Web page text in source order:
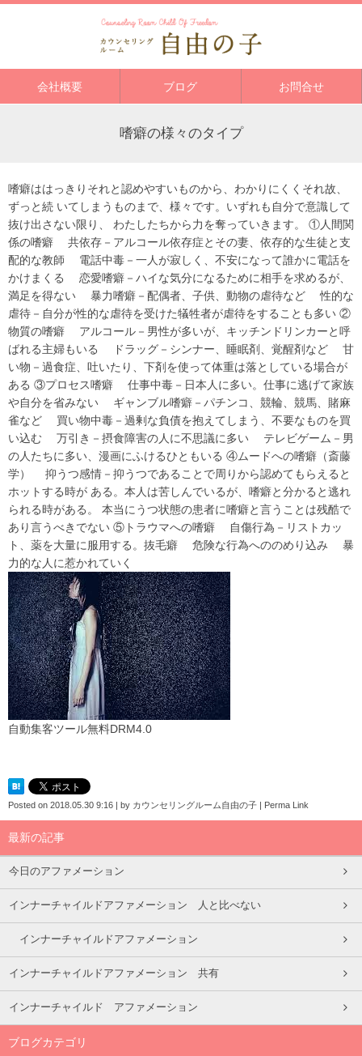
会社概要 ブログ お問合せ
嗜癖の様々のタイプ
嗜癖ははっきりそれと認めやすいものから、わかりにくくそれ故、
ずっと続 いてしまうものまで、様々です。いずれも自分で意識して
抜け出さない限り、 わたしたちから力を奪っていきます。 ①人間関
係の嗜癖 共依存－アルコール依存症とその妻、依存的な生徒と支
配的な教師 電話中毒－一人が寂しく、不安になって誰かに電話を
かけまくる 恋愛嗜癖－ハイな気分になるために相手を求めるが、
満足を得ない 暴力嗜癖－配偶者、子供、動物の虐待など 性的な
虐待－自分が性的な虐待を受けた犠牲者が虐待をすることも多い ②
物質の嗜癖 アルコール－男性が多いが、キッチンドリンカーと呼
ばれる主婦もいる ドラッグ－シンナー、睡眠剤、覚醒剤など 甘
い物－過食症、吐いたり、下剤を使って体重は落としている場合が
ある ③プロセス嗜癖 仕事中毒－日本人に多い。仕事に逃げて家族
や自分を省みない ギャンブル嗜癖－パチンコ、競輪、競馬、賭麻
雀など 買い物中毒－過剰な負債を抱えてしまう、不要なものを買
い込む 万引き－摂食障害の人に不思議に多い テレビゲーム－男
の人たちに多い、漫画にふけるひともいる ④ムードへの嗜癖（斎藤
学） 抑うつ感情－抑うつであることで周りから認めてもらえると
ホットする時が ある。本人は苦しんでいるが、嗜癖と分かると逃れ
られる時がある。 本当にうつ状態の患者に嗜癖と言うことは残酷で
あり言うべきでない ⑤トラウマへの嗜癖 自傷行為－リストカッ
ト、薬を大量に服用する。抜毛癖 危険な行為へののめり込み 暴
力的な人に惹かれていく
自動集客ツール無料DRM4.0
Posted on 2018.05.30 9:16 | by カウンセリングルーム自由の子 | Perma Link
最新の記事
今日のアファメーション
インナーチャイルドアファメーション 人と比べない
インナーチャイルドアファメーション
インナーチャイルドアファメーション 共有
インナーチャイルド アファメーション
ブログカテゴリ